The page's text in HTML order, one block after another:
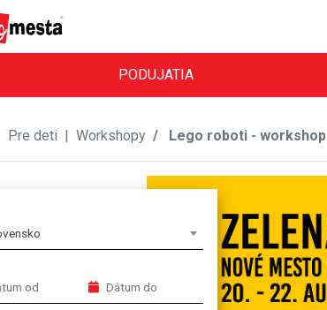
PODUJATIA
Pre deti | Workshopy Lego roboti - workshop